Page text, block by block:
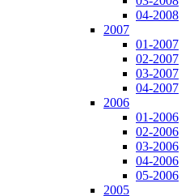
04-2008
2007
01-2007
02-2007
03-2007
04-2007
2006
01-2006
02-2006
03-2006
04-2006
05-2006
2005